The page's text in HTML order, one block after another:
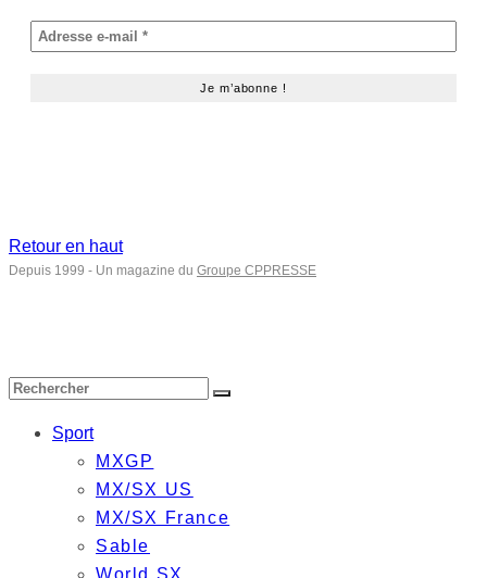
Retour en haut
Depuis 1999 - Un magazine du Groupe CPPRESSE
Sport
MXGP
MX/SX US
MX/SX France
Sable
World SX